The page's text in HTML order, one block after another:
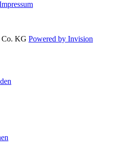
Co. KG Powered by Invision